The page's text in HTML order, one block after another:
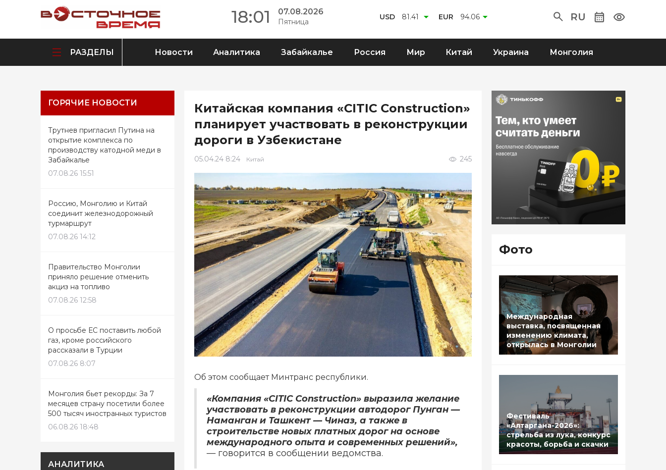
18:01 07.08.2026
Пятница
USD 81.41 EUR 94.06 RU
РАЗДЕЛЫ Новости Аналитика Забайкалье Россия Мир Китай Украина Монголия
ГОРЯЧИЕ НОВОСТИ
Трутнев пригласил Путина на
открытие комплекса по
производству катодной меди в
Забайкалье
07.08.26 15:51
Россию, Монголию и Китай
соединит железнодорожный
турмаршрут
07.08.26 14:12
Правительство Монголии
приняло решение отменить
акциз на топливо
07.08.26 12:58
О просьбе ЕС поставить любой
газ, кроме российского
рассказали в Турции
07.08.26 8:07
Монголия бьет рекорды: За 7
месяцев страну посетили более
500 тысяч иностранных туристов
06.08.26 18:48
АНАЛИТИКА
Китайская компания «CITIC Construction»
планирует участвовать в реконструкции
дороги в Узбекистане
05.04.24 8:24 Китай 245
Об этом сообщает Минтранс республики.
«Компания «CITIC Construction» выразила желание
участвовать в реконструкции автодорог Пунган —
Наманган и Ташкент — Чиназ, а также в
строительстве новых платных дорог на основе
международного опыта и современных решений»,
— говорится в сообщении ведомства.
Фото
Международная
выставка, посвященная
изменению климата,
открылась в Монголии
Фестиваль
«Алтаргана-2026»:
стрельба из лука, конкурс
красоты, борьба и скачки